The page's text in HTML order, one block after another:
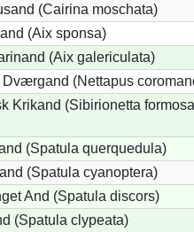
(Cairina moschata)
(Aix sponsa)
(Aix galericulata)
Dværgand (Nettapus
Krikand (Sibirionetta
(Spatula querquedula)
(Spatula cyanoptera)
And (Spatula discors)
(Spatula clypeata)